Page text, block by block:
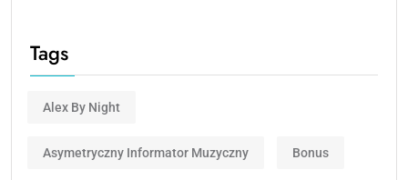
Tags
Alex By Night
Asymetryczny Informator Muzyczny Bonus